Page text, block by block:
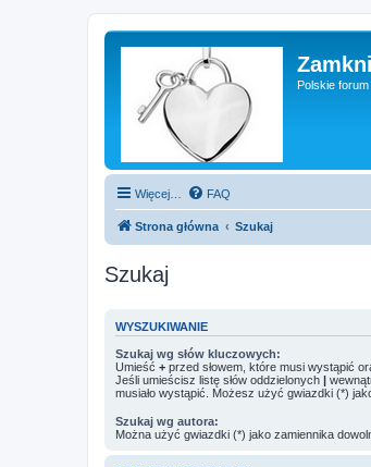
Polskie
Więcej… FAQ
Strona główna Szukaj
Szukaj
WYSZUKIWANIE
Szukaj wg słów kluczowych:
Umieść + przed słowem, które musi wystąpić
Jeśli umieścisz listę słów oddzielonych |
musiało wystąpić. Możesz użyć gwiazdki (*)
Szukaj wg autora:
Można użyć gwiazdki (*) jako zamiennika